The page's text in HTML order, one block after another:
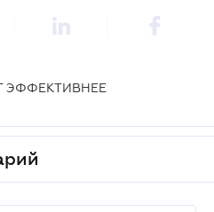
ЭФФЕКТИВНЕЕ